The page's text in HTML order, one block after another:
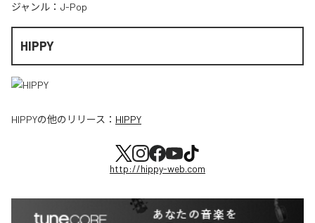
ジャンル： J-Pop
HIPPY
HIPPYの他のリリース： HIPPY
http://hippy-web.com